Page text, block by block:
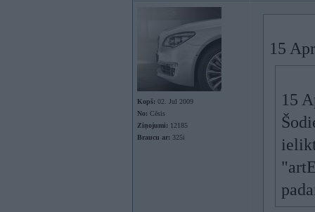
Kopš: 02. Jul 2009
No: Cēsis
Ziņojumi: 12185
Braucu ar: 325i
15
15